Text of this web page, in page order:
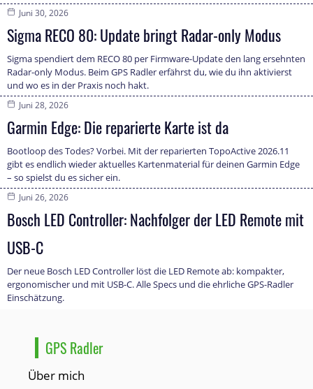
Juni 30, 2026
Sigma RECO 80: Update bringt Radar-only Modus
Sigma spendiert dem RECO 80 per Firmware-Update den lang ersehnten
Radar-only Modus. Beim GPS Radler erfährst du, wie du ihn aktivierst
und wo es in der Praxis noch hakt.
Juni 28, 2026
Garmin Edge: Die reparierte Karte ist da
Bootloop des Todes? Vorbei. Mit der reparierten TopoActive 2026.11
gibt es endlich wieder aktuelles Kartenmaterial für deinen Garmin Edge
– so spielst du es sicher ein.
Juni 26, 2026
Bosch LED Controller: Nachfolger der LED Remote mit
USB-C
Der neue Bosch LED Controller löst die LED Remote ab: kompakter,
ergonomischer und mit USB-C. Alle Specs und die ehrliche GPS-Radler
Einschätzung.
GPS Radler
Über mich